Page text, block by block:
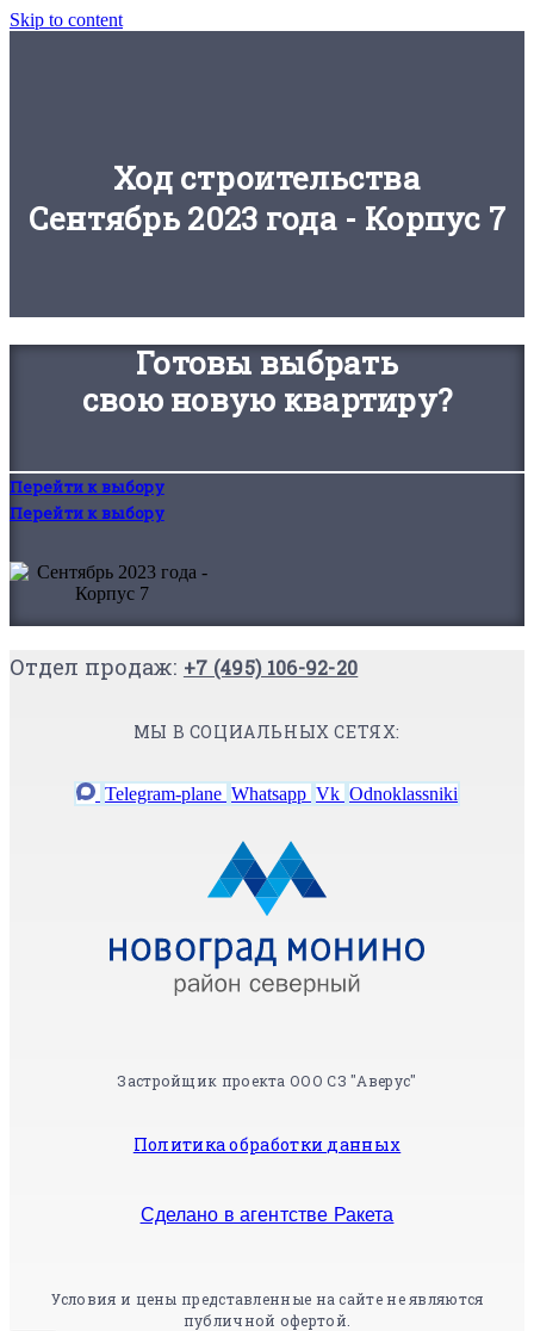
Skip to content
Ход строительства
Сентябрь 2023 года - Корпус 7
Готовы выбрать
свою новую квартиру?
Перейти к выбору
Перейти к выбору
Отдел продаж: +7 (495) 106-92-20
МЫ В СОЦИАЛЬНЫХ СЕТЯХ:
Telegram-plane Whatsapp Vk Odnoklassniki
Застройщик проекта ООО СЗ "Аверус"
Политика обработки данных
Сделано в агентстве Ракета
Условия и цены представленные на сайте не являются
публичной офертой.